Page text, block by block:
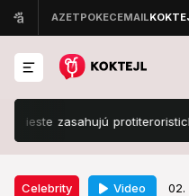
zasahujú protiteroristické
Celebrity Video 02.
Celebrity 02. jún.